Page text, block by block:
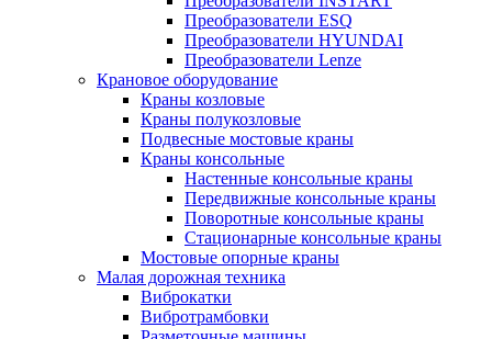
Преобразователи ESQ
Преобразователи HYUNDAI
Преобразователи Lenze
Крановое оборудование
Краны козловые
Краны полукозловые
Подвесные мостовые краны
Краны консольные
Настенные консольные краны
Передвижные консольные краны
Поворотные консольные краны
Стационарные консольные краны
Мостовые опорные краны
Малая дорожная техника
Виброкатки
Вибротрамбовки